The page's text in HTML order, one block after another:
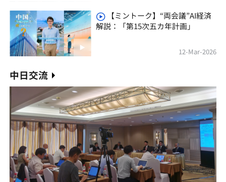
【ミントーク】“両会議”AI経済
解説：「第15次五カ年計画」
12-Mar-2026
中日交流